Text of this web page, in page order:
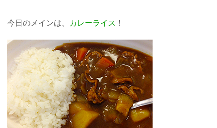
今日のメインは、 カレーライス ！